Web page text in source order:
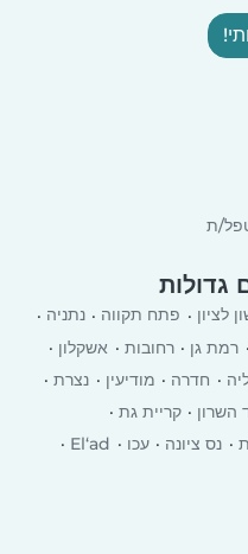
ת
גדולות
לציון פתח תקווה
נתניה
רמת גן רחובות
אשקלון
חדרה מודיעין
נצרת
השרון
קריית גת
נס ציונה עכו
El‘ad